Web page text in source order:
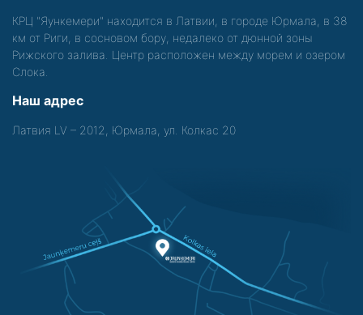
КРЦ "Яункемери" находится в Латвии, в городе Юрмала, в 38
км от Риги, в сосновом бору, недалеко от дюнной зоны
Рижского залива. Центр расположен между морем и озером
Слока.
Наш адрес
Латвия LV – 2012, Юрмала, ул. Колкас 20